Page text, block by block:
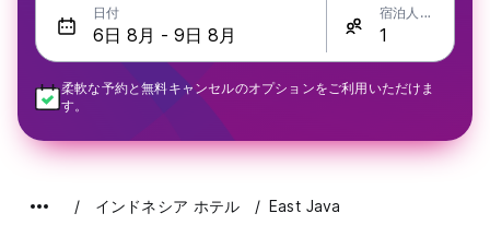
日付 宿泊人数
柔軟な予約と無料キャンセルのオプションをご利用いただけま
す。
インドネシア ホテル East Java